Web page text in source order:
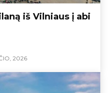
iš Vilniaus į abi
2026